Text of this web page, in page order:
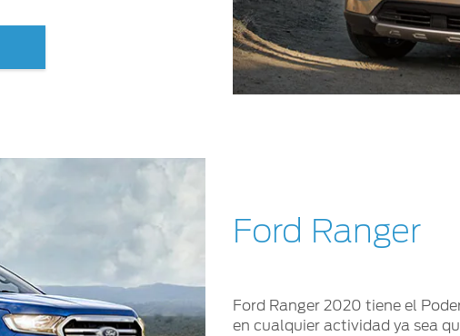
Ford Ranger
Ford Ranger 2020 tiene el
en cualquier actividad ya sea